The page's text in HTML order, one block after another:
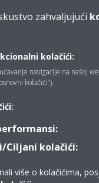
zahvaljujući
kolačići:
navigacije na našoj
kolačići”).
Ciljani kolačići:
više o kolačićima,